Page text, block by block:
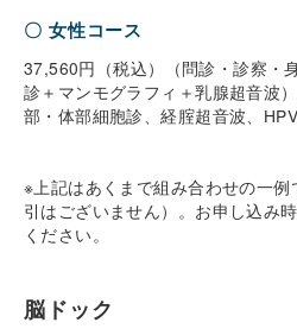
〇 女性コース
37,560円（税込）（問診・診察・
診＋マンモグラフィ＋乳腺超音波
部・体部細胞診、経腟超音波、HPV
※上記はあくまで組み合わせの一
引はございません）。お申し込み
ください。
脳ドック